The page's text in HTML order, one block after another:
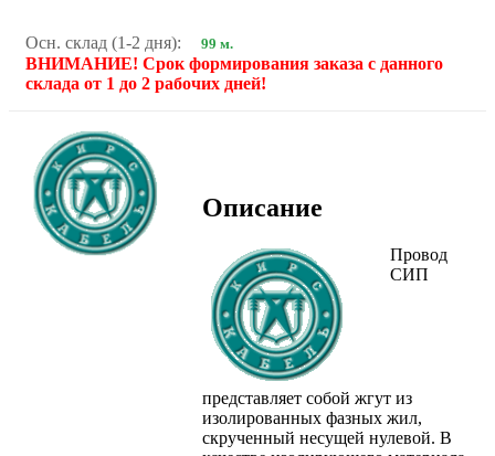
Осн. склад (1-2 дня): 99 м.
ВНИМАНИЕ! Срок формирования заказа с данного
склада от 1 до 2 рабочих дней!
Описание
Провод
СИП
представляет собой жгут из
изолированных фазных жил,
скрученный несущей нулевой. В